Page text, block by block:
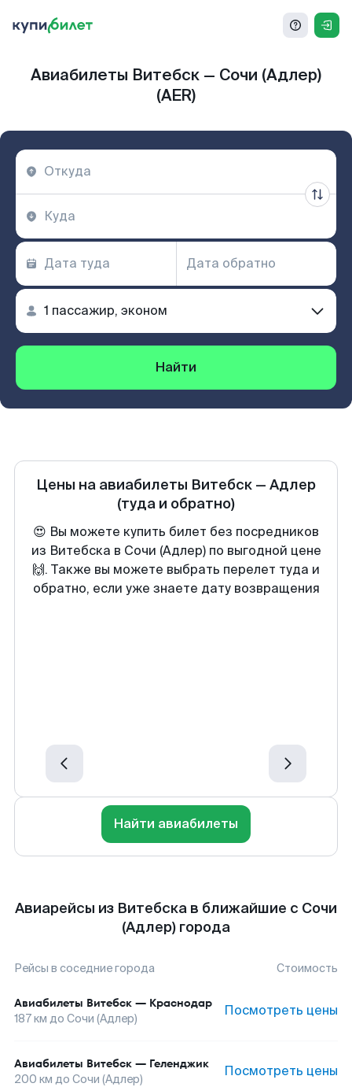
Авиабилеты Витебск — Сочи (Адлер)
(AER)
Найти
Цены на авиабилеты Витебск — Адлер
(туда и обратно)
😍 Вы можете купить билет без посредников
из Витебска в Сочи (Адлер) по выгодной цене
🙌. Также вы можете выбрать перелет туда и
обратно, если уже знаете дату возвращения
Найти авиабилеты
Авиарейсы из Витебска в ближайшие с Сочи
(Адлер) города
Рейсы в соседние города Стоимость
Авиабилеты Витебск — Краснодар
187км до Сочи (Адлер) Посмотреть цены
Авиабилеты Витебск — Геленджик
200 км до Сочи (Адлер) Посмотреть цены